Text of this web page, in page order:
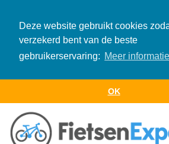
Deze website gebruikt cookies
verzekerd bent van de beste
gebruikerservaring: Meer informatie
OK